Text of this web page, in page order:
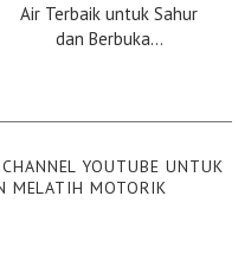
Air Terbaik untuk Sahur
dan Berbuka...
YOUTUBE UNTUK
MELATIH MOTORIK